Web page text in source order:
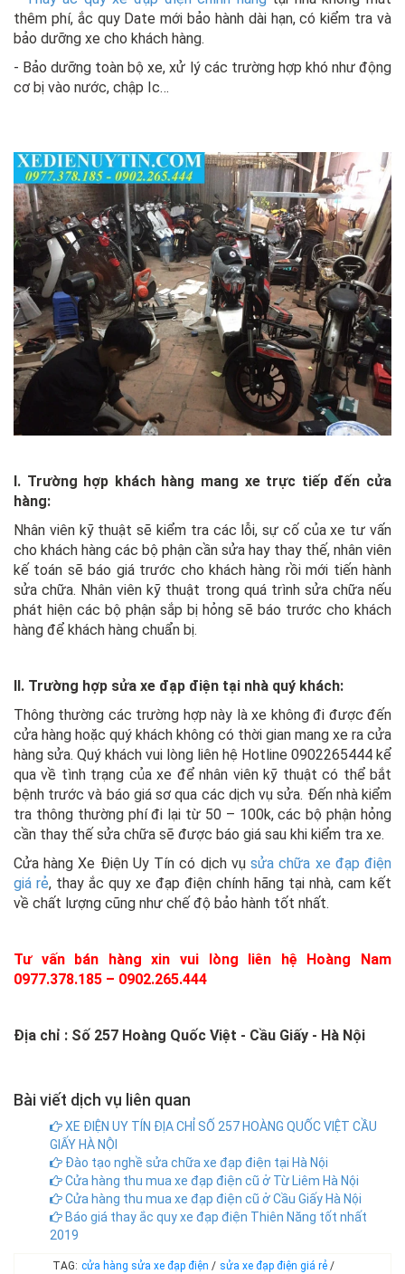
thêm phí, ắc quy Date mới bảo hành dài hạn, có kiểm tra và
bảo dưỡng xe cho khách hàng.
- Bảo dưỡng toàn bộ xe, xử lý các trường hợp khó như động
cơ bị vào nước, chập Ic…
I. Trường hợp khách hàng mang xe trực tiếp đến cửa
hàng:
Nhân viên kỹ thuật sẽ kiểm tra các lỗi, sự cố của xe tư vấn
cho khách hàng các bộ phận cần sửa hay thay thế, nhân viên
kế toán sẽ báo giá trước cho khách hàng rồi mới tiến hành
sửa chữa. Nhân viên kỹ thuật trong quá trình sửa chữa nếu
phát hiện các bộ phận sắp bị hỏng sẽ báo trước cho khách
hàng để khách hàng chuẩn bị.
II. Trường hợp sửa xe đạp điện tại nhà quý khách:
Thông thường các trường hợp này là xe không đi được đến
cửa hàng hoặc quý khách không có thời gian mang xe ra cửa
hàng sửa. Quý khách vui lòng liên hệ Hotline 0902265444 kể
qua về tình trạng của xe để nhân viên kỹ thuật có thể bắt
bệnh trước và báo giá sơ qua các dịch vụ sửa. Đến nhà kiểm
tra thông thường phí đi lại từ 50 – 100k, các bộ phận hỏng
cần thay thế sửa chữa sẽ được báo giá sau khi kiểm tra xe.
Cửa hàng Xe Điện Uy Tín có dịch vụsửa chữa xe đạp điện
giá rẻ, thay ắc quy xe đạp điện chính hãng tại nhà, cam kết
về chất lượng cũng như chế độ bảo hành tốt nhất.
Tư vấn bán hàng xin vui lòng liên hệ Hoàng Nam
0977.378.185 – 0902.265.444
Địa chỉ : Số 257 Hoàng Quốc Việt - Cầu Giấy - Hà Nội
Bài viết dịch vụ liên quan
XE ĐIỆN UY TÍN ĐỊA CHỈ SỐ 257 HOÀNG QUỐC VIỆT CẦU
GIẤY HÀ NỘI
Đào tạo nghề sửa chữa xe đạp điện tại Hà Nội
Cửa hàng thu mua xe đạp điện cũ ở Từ Liêm Hà Nội
Cửa hàng thu mua xe đạp điện cũ ở Cầu Giấy Hà Nội
Báo giá thay ắc quy xe đạp điện Thiên Năng tốt nhất
2019
TAG: cửa hàng sửa xe đạp điện / sửa xe đạp điện giá rẻ /